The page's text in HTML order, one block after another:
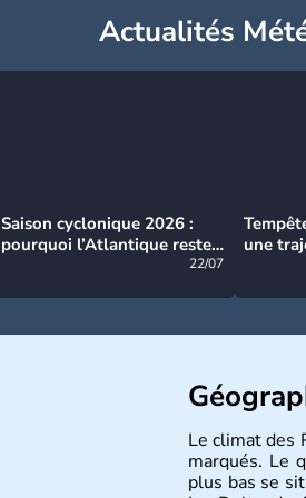
Actualités
Saison cyclonique 2026 :
pourquoi l’Atlantique reste
22/07
une
Le climat des
marqués. Le
plus bas se